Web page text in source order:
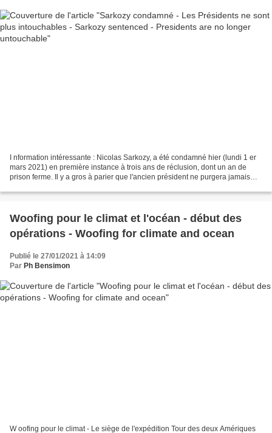
I nformation intéressante : Nicolas Sarkozy, a été condamné hier (lundi 1 er
mars 2021) en première instance à trois ans de réclusion, dont un an de
prison ferme. Il y a gros à parier que l'ancien président ne purgera jamais
Woofing pour le climat et l'océan - début des
opérations - Woofing for climate and ocean
Publié le 27/01/2021 à 14:09
Par Ph Bensimon
W oofing pour le climat - Le siège de l'expédition Tour des deux Amériques